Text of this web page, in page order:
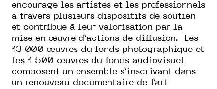
encourage les artistes et les professionnels
à travers plusieurs dispositifs de soutien
et contribue à leur valorisation par la
mise en œuvre d’actions de diffusion. Les
13 000 œuvres du fonds photographique et
les 1 500 œuvres du fonds audiovisuel
composent un ensemble s’inscrivant dans
un renouveau documentaire de l’art